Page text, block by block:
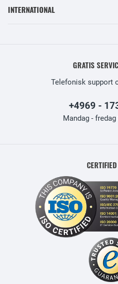
INTERNATIONAL
GRATIS
Telefonisk support
+4969 -
Mandag - fredag